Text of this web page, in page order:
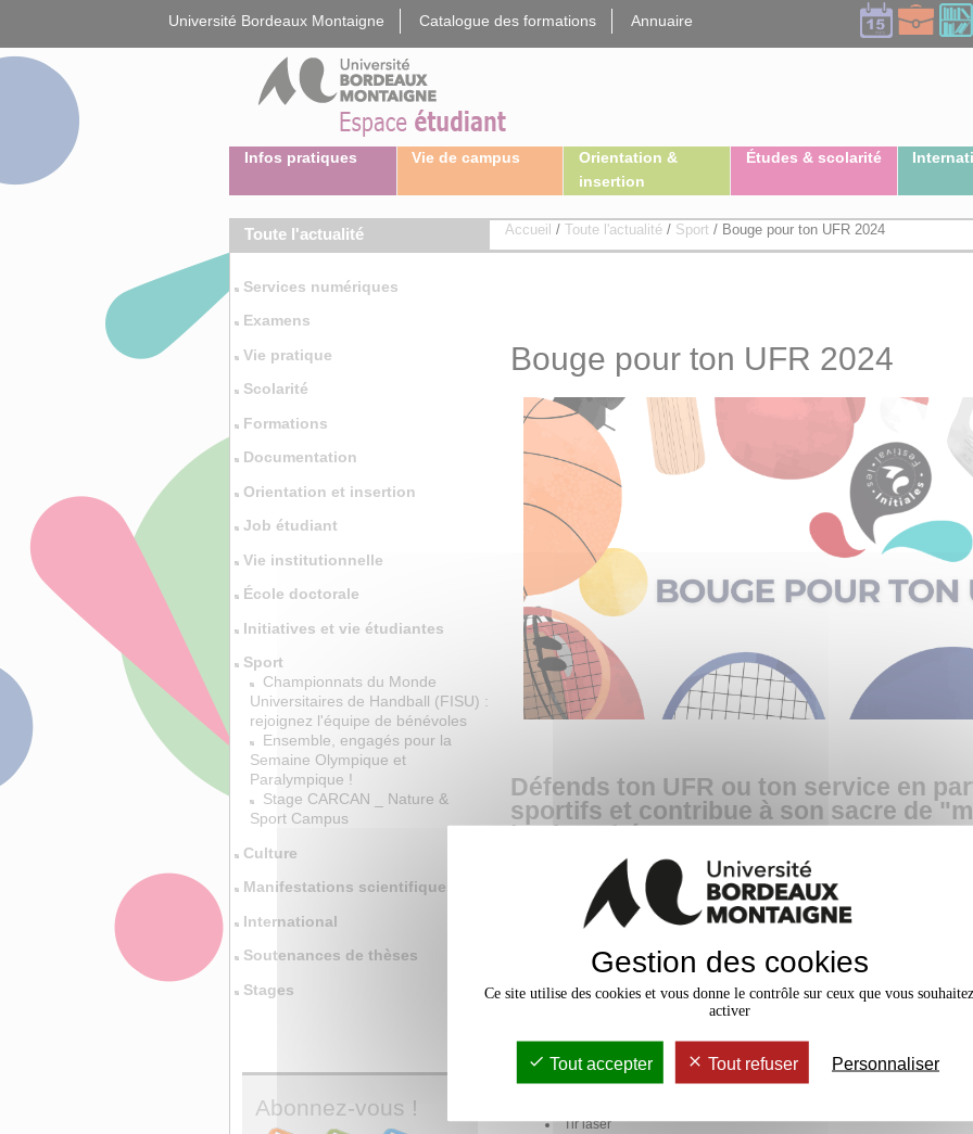
Université Bordeaux Montaigne Catalogue des formations Annuaire
Infos pratiques Vie de campus
Orientation &
insertion
Études & scolarité
Toute l'actualité
Services numériques
Examens
Vie pratique
Scolarité
Formations
Documentation
Orientation et insertion
Job étudiant
Vie institutionnelle
École doctorale
Initiatives et vie étudiantes
Sport
Championnats du Monde
Universitaires de Handball (FISU) :
rejoignez l'équipe de bénévoles
Ensemble, engagés pour la
Semaine Olympique et
Paralympique !
Stage CARCAN _ Nature &
Sport Campus
Culture
Manifestations scientifiques
International
Soutenances de thèses
Stages
Abonnez-vous !
Accueil / Toute l'actualité/ Sport / Bouge pour ton UFR 2024
Bouge pour ton UFR 2024
Défends ton UFR ou ton service en
sportifs et contribue à son sacre de
l'université"
Cet événement s’inscrit dans le cadre dufestival de rentrée 2024,
du 16 au 25 septembre 2024.
Tu es étudiant·e ou personnel de l'Université
peux y participer.
Rendez-vous le mardi 17 septembre de 12h à
septembre et le mardi 24 septembre de 10h à
parvis pour faire gagner ton UFR dans des
Au programme :
Tir laser
Gestion des cookies
Ce site utilise des cookies et vous donne le contrôle sur ceux que vous souhaitez
activer
Tout accepter Tout refuser Personnaliser